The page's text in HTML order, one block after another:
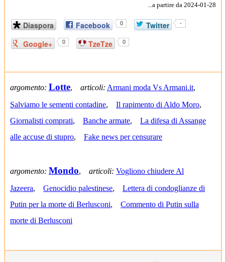
...a partire da 2024-01-28
Diaspora Facebook 0 Twitter -
Google+ 0 TzeTze 0
argomento: Lotte, articoli: Armani moda Vs Armani.it,
Salviamo le sementi contadine, Il rapimento di Aldo Moro,
Giornalisti comprati, Banche armate, La difesa di Assange
alle accuse di stupro, Fake news per censurare
argomento: Mondo, articoli: Vogliono chiudere Al
Jazeera, Genocidio palestinese, Lettera di condoglianze di
Putin per la morte di Berlusconi, Commento di Putin sulla
morte di Berlusconi